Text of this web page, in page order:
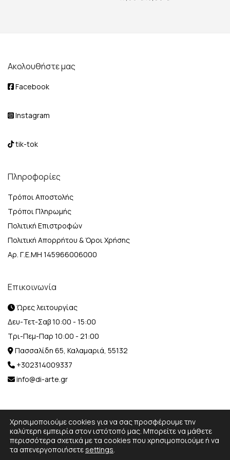
Ακολουθήστε μας
Facebook
Instagram
tik-tok
Πληροφορίες
Τρόποι Αποστολής
Τρόποι Πληρωμής
Πολιτική Επιστροφών
Πολιτική Απορρήτου & Όροι Χρήσης
Αρ. Γ.Ε.ΜΗ 145966006000
Επικοινωνία
Ώρες λειτουργίας
Δευ-Τετ-Σαβ 10:00 - 15:00
Τρι-Πεμ-Παρ 10:00 - 21:00
Πασσαλίδη 65, Καλαμαριά, 55132
+302314009337
info@di-arte.gr
© 2026 Designed and Developed by MediaBox.
All rights
Χρησιμοποιούμε cookies για να σας προσφέρουμε την
καλύτερη εμπειρία στον ιστότοπό μας. Μπορείτε να μάθετε
περισσότερα σχετικά με τα cookies που χρησιμοποιούμε ή να
τα απενεργοποιήσετεsettings.